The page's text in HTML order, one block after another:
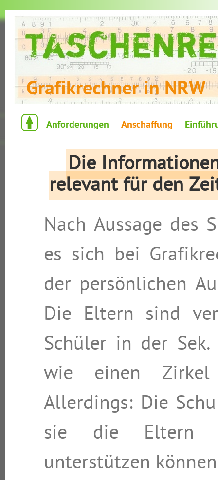
Grafikrechner in NRW
Anforderungen Anschaffung
Die
relevant für den
Nach Aussage des
es sich bei
der persönlichen
Die Eltern sind
Schüler in der
wie einen Zirkel
Allerdings: Die
sie die Eltern
unterstützen